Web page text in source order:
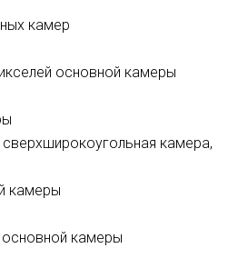
камер
основной камеры
камера,
камеры
камеры